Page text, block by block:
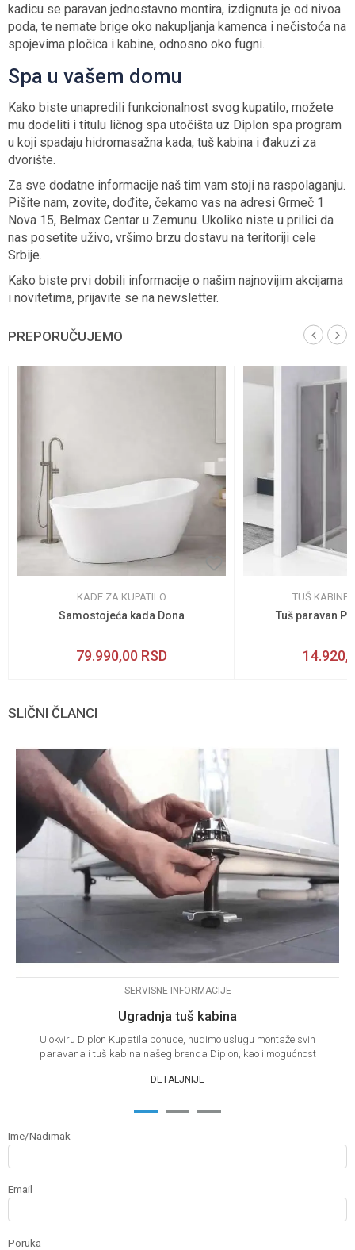
kadicu se paravan jednostavno montira, izdignuta je od nivoa
poda, te nemate brige oko nakupljanja kamenca i nečistoća na
spojevima pločica i kabine, odnosno oko fugni.
Spa u vašem domu
Kako biste unapredili funkcionalnost svog kupatilo, možete
mu dodeliti i titulu ličnog spa utočišta uz Diplon spa program
u koji spadaju hidromasažna kada, tuš kabina i đakuzi za
dvorište.
Za sve dodatne informacije naš tim vam stoji na raspolaganju.
Pišite nam, zovite, dođite, čekamo vas na adresi Grmeč 1
Nova 15, Belmax Centar u Zemunu. Ukoliko niste u prilici da
nas posetite uživo, vršimo brzu dostavu na teritoriji cele
Srbije.
Kako biste prvi dobili informacije o našim najnovijim akcijama
i novitetima, prijavite se na newsletter.
PREPORUČUJEMO
KADE ZA KUPATILO
Samostojeća kada Dona
79.990,00 RSD
TUŠ KABINE
Tuš paravan
SLIČNI ČLANCI
SERVISNE INFORMACIJE
Ugradnja tuš kabina
U okviru Diplon Kupatila ponude, nudimo uslugu montaže svih
paravana i tuš kabina našeg brenda Diplon, kao i mogućnost
demontaže postojećih par...
DETALJNIJE
1 2 3
Ime/Nadimak
Email
Poruka